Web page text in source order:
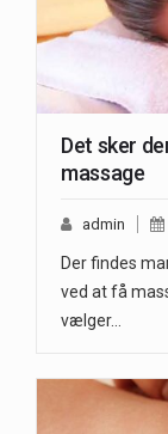
Det sker
massage
admin
Der findes
ved at få
vælger…